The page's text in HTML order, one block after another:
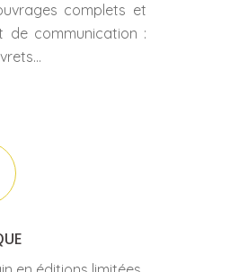
complets et
communication :